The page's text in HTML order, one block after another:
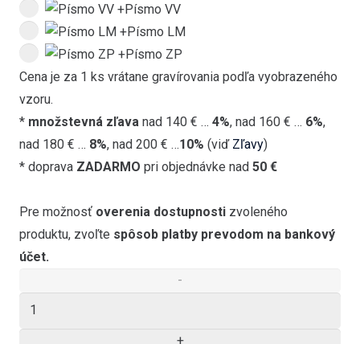
+Písmo VV
+Písmo LM
+Písmo ZP
Cena je za 1 ks vrátane gravírovania podľa vyobrazeného
vzoru.
* množstevná zľava nad 140 € … 4%, nad 160 € … 6%,
nad 180 € … 8%, nad 200 € …10% (viď Zľavy)
* doprava ZADARMO pri objednávke nad 50 €
Pre možnosť overenia dostupnosti zvoleného
produktu, zvoľte spôsob platby prevodom na bankový
účet.
množstvo